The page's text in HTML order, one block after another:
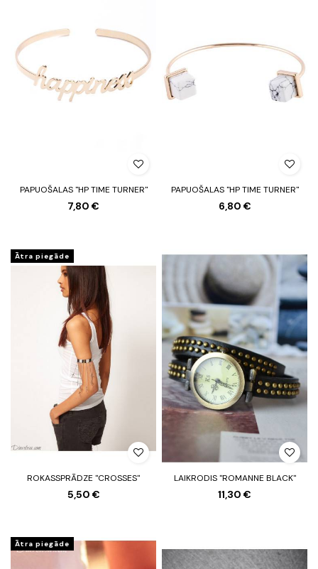
PAPUOŠALAS "HP TIME TURNER"
7,80 €
PAPUOŠALAS "HP TIME TURNER"
6,80 €
Ātra piegāde
ROKASSPRĀDZE "CROSSES"
5,50 €
LAIKRODIS "ROMANNE BLACK"
11,30 €
Ātra piegāde